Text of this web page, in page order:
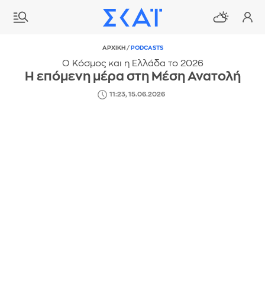
ΑΡΧΙΚΗ / PODCASTS
Ο Κόσμος και η Ελλάδα το 2026
Η επόμενη μέρα στη Μέση Ανατολή
11:23, 15.06.2026